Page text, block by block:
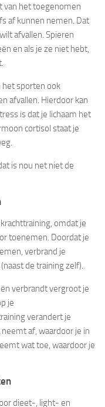
van het toegenomen
af kunnen nemen. Dat
afvallen. Spieren
en als je ze niet hebt,
het sporten ook
afvallen. Hierdoor kan
is dat je lichaam het
cortisol staat je
is nou net niet de
omdat je
toenemen. Doordat je
verbrand je
de training zelf).
verbrandt vergroot je
je
verandert je
af, waardoor je in
wat toe, waardoor je
dieet-, light- en